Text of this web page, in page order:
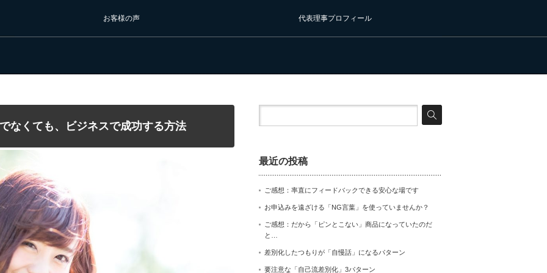
お客様の声 代表理事プロフィール
なくても、ビジネスで成功する方法
最近の投稿
ご感想：率直にフィードバックできる安心な場です
お申込みを遠ざける「NG言葉」を使っていませんか？
ご感想：だから「ピンとこない」商品になっていたのだ
と…
差別化したつもりが「自慢話」になるパターン
要注意な「自己流差別化」3パターン